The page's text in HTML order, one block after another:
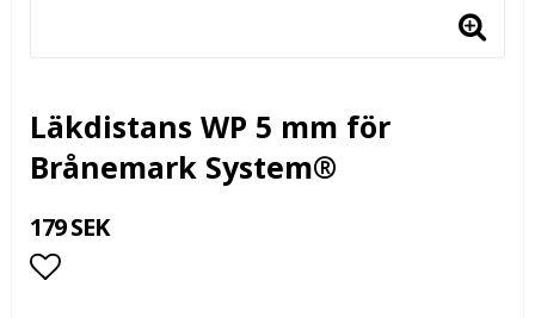
Läkdistans WP 5 mm för
Brånemark System®
179 SEK